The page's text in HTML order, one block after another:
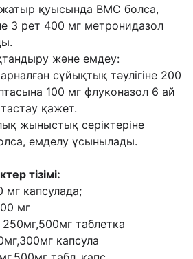
қуысында ВМС болса,
3 рет 400 мг метронидазол
жəне емдеу:
сұйықтық тəулігіне 200
100 мг флуконазол 6 ай
қажет.
жыныстық серіктеріне
емделу ұсынылады.
тізімі:
мг капсулада;
мг
таблетка
капсула